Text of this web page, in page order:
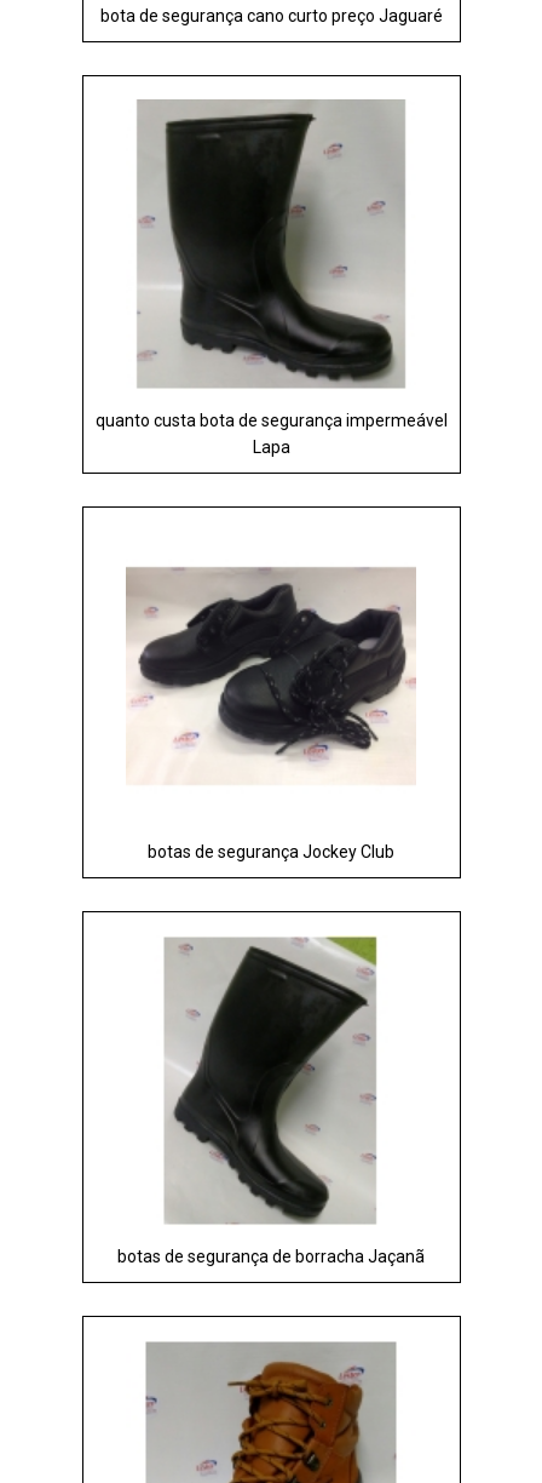
bota de segurança cano curto preço Jaguaré
quanto custa bota de segurança impermeável
Lapa
botas de segurança Jockey Club
botas de segurança de borracha Jaçanã